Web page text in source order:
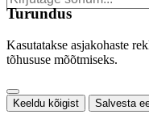
Turundus
Kasutatakse asjakohaste
tõhususe mõõtmiseks.
Keeldu kõigist Salvesta